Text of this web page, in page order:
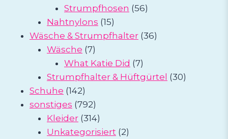
Produkte
Strumpfhosen 5656
Nahtnylons 1515
Produkte
Wäsche & Strumpfhalter 3636
Wäsche 77
Produkte
What Katie Did 77
Produkte
Strumpfhalter & Hüftgürtel 3030
Schuhe 142142
Produkte
sonstiges 792792
Produkte
Kleider 314314
Produkte
Unkategorisiert 22